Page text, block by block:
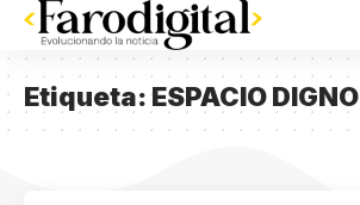
Etiqueta:ESPACIO DIGNO